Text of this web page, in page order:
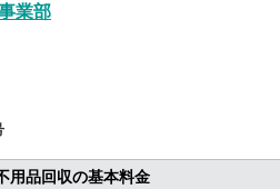
業部
用品回収の基本料金